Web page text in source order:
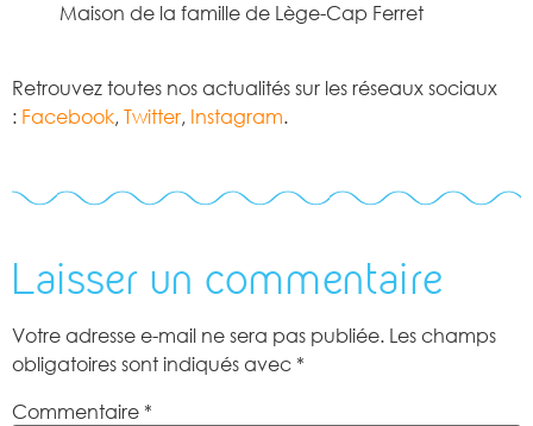
Maison de la famille de Lège-Cap Ferret
Retrouvez toutes nos actualités sur les réseaux sociaux
: Facebook, Twitter, Instagram.
Laisser un commentaire
Votre adresse e-mail ne sera pas publiée. Les champs
obligatoires sont indiqués avec *
Commentaire *